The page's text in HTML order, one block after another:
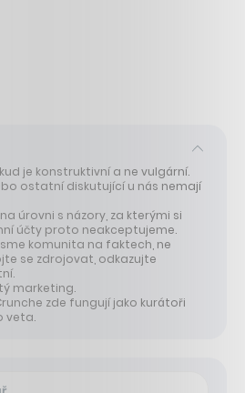
je konstruktivní a ne vulgární.
ostatní diskutující u nás nemají
úrovni s názory, za kterými si
účty proto neakceptujeme.
komunita na faktech, ne
se zdrojovat, odkazujte
marketing.
zde fungují jako kurátoři
veta.